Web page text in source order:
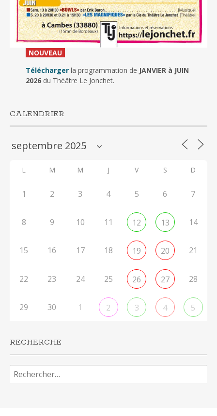
NOUVEAU_
Télécharger la programmation de JANVIER à JUIN
2026du Théâtre Le Jonchet.
CALENDRIER
L M M J V S D
1 2 3 4 5 6 7
8 9 10 11 12 13 14
15 16 17 18 19 20 21
22 23 24 25 26 27 28
29 30 1 2 3 4 5
RECHERCHE
Rechercher :